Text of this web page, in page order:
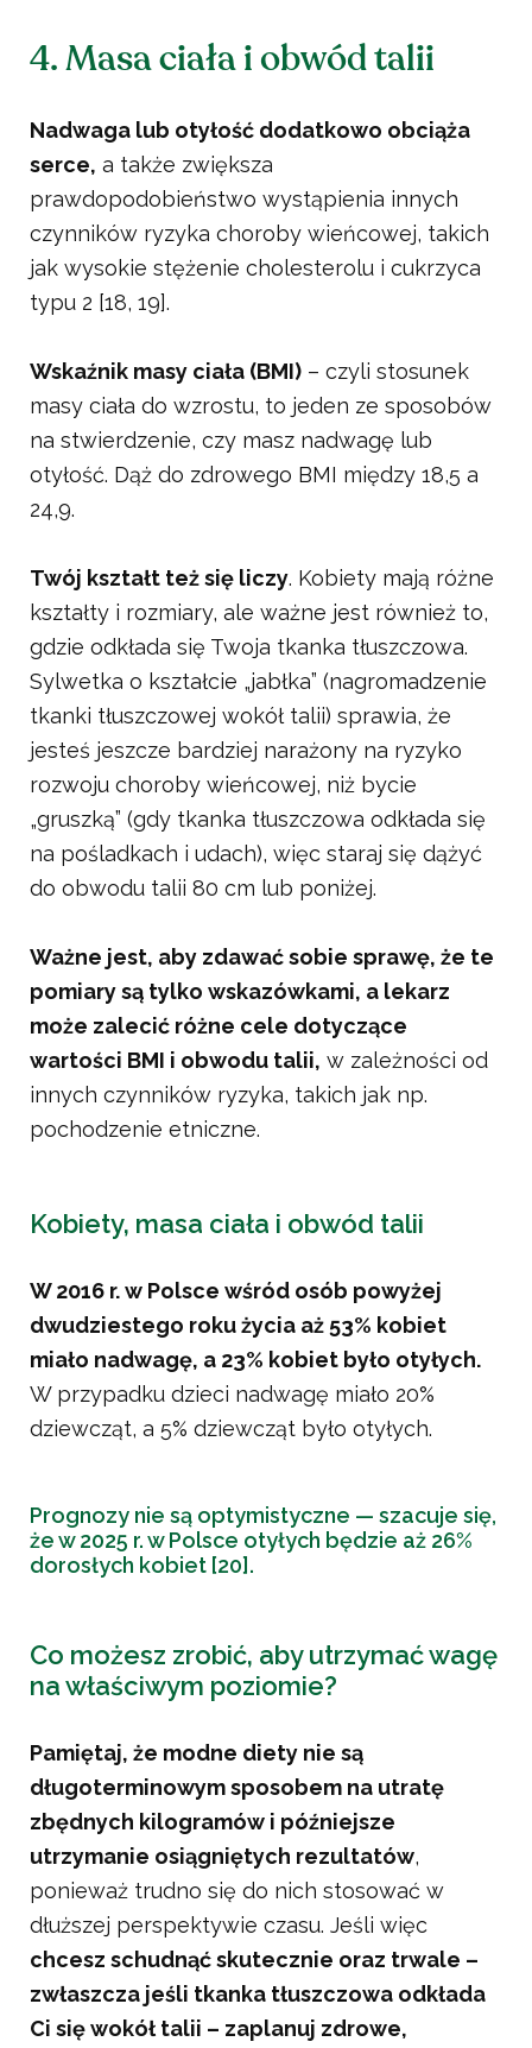
4. Masa ciała i obwód talii
Nadwaga lub otyłość dodatkowo obciąża
serce, a także zwiększa
prawdopodobieństwo wystąpienia innych
czynników ryzyka choroby wieńcowej, takich
jak wysokie stężenie cholesterolu i cukrzyca
typu 2 [18, 19].
Wskaźnik masy ciała (BMI) – czyli stosunek
masy ciała do wzrostu, to jeden ze sposobów
na stwierdzenie, czy masz nadwagę lub
otyłość. Dąż do zdrowego BMI między 18,5 a
24,9.
Twój kształt też się liczy. Kobiety mają różne
kształty i rozmiary, ale ważne jest również to,
gdzie odkłada się Twoja tkanka tłuszczowa.
Sylwetka o kształcie „jabłka” (nagromadzenie
tkanki tłuszczowej wokół talii) sprawia, że
jesteś jeszcze bardziej narażony na ryzyko
rozwoju choroby wieńcowej, niż bycie
„gruszką” (gdy tkanka tłuszczowa odkłada się
na pośladkach i udach), więc staraj się dążyć
do obwodu talii 80 cm lub poniżej.
Ważne jest, aby zdawać sobie sprawę, że te
pomiary są tylko wskazówkami, a lekarz
może zalecić różne cele dotyczące
wartości BMI i obwodu talii, w zależności od
innych czynników ryzyka, takich jak np.
pochodzenie etniczne.
Kobiety, masa ciała i obwód talii
W 2016 r. w Polsce wśród osób powyżej
dwudziestego roku życia aż 53% kobiet
miało nadwagę, a 23% kobiet było otyłych.
W przypadku dzieci nadwagę miało 20%
dziewcząt, a 5% dziewcząt było otyłych.
Prognozy nie są optymistyczne — szacuje się,
że w 2025 r. w Polsce otyłych będzie aż 26%
dorosłych kobiet [20].
Co możesz zrobić, aby utrzymać wagę
na właściwym poziomie?
Pamiętaj, że modne diety nie są
długoterminowym sposobem na utratę
zbędnych kilogramów i późniejsze
utrzymanie osiągniętych rezultatów,
ponieważ trudno się do nich stosować w
dłuższej perspektywie czasu. Jeśli więc
chcesz schudnąć skutecznie oraz trwale –
zwłaszcza jeśli tkanka tłuszczowa odkłada
Ci się wokół talii – zaplanuj zdrowe,